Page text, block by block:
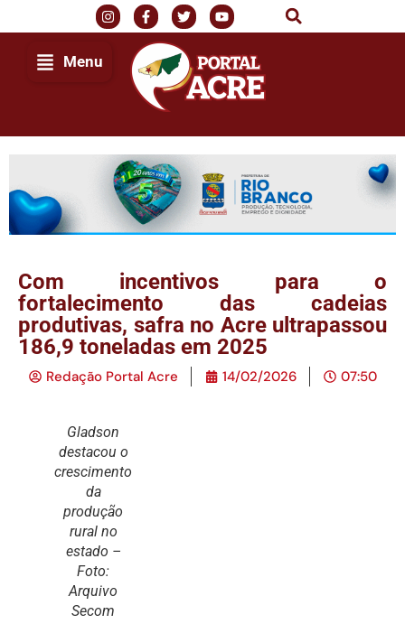
Menu
Com incentivos para o
fortalecimento das cadeias
produtivas, safra no Acre ultrapassou
186,9 toneladas em 2025
Redação Portal Acre 14/02/2026 07:50
Gladson
destacou o
crescimento
da
produção
rural no
estado –
Foto:
Arquivo
Secom